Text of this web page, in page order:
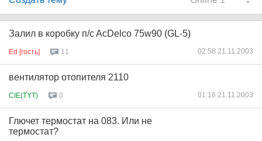
Залил в коробку п/c AcDelco 75w90 (GL-5)
Ed [гость] 11 02:58 21.11.2003
вентилятор отопителя 2110
CIE(TYT) 0 01:16 21.11.2003
Глючет термостат на 083. Или не
термостат?